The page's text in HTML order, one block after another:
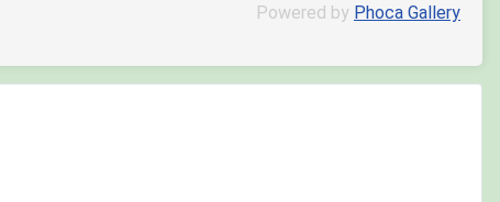
Powered by Phoca Gallery